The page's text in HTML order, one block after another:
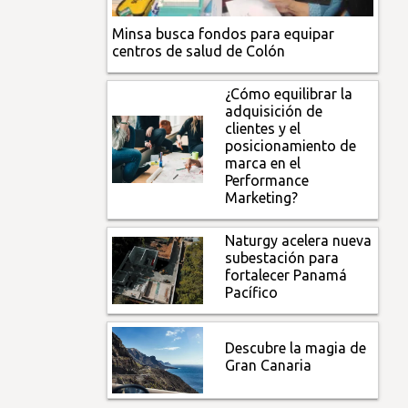
Minsa busca fondos para equipar
centros de salud de Colón
¿Cómo equilibrar la
adquisición de
clientes y el
posicionamiento de
marca en el
Performance
Marketing?
Naturgy acelera nueva
subestación para
fortalecer Panamá
Pacífico
Descubre la magia de
Gran Canaria